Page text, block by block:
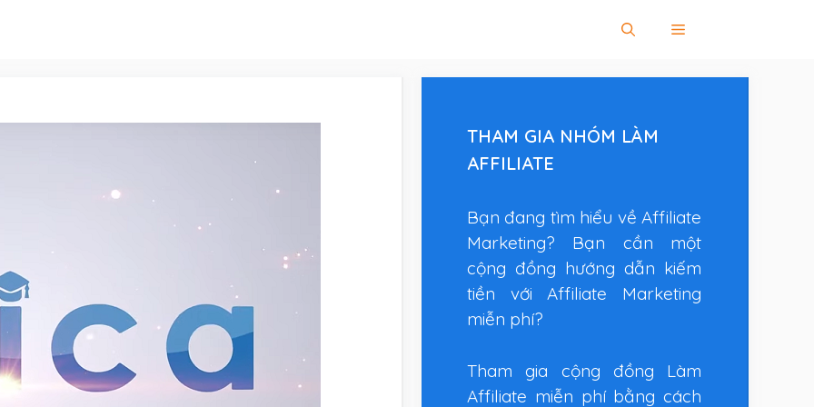
THAM GIA NHÓM LÀM
AFFILIATE
Bạn đang tìm hiểu về Affiliate
Marketing? Bạn cần một
cộng đồng hướng dẫn kiếm
tiền với Affiliate Marketing
miễn phí?
Tham gia cộng đồng Làm
Affiliate miễn phí bằng cách